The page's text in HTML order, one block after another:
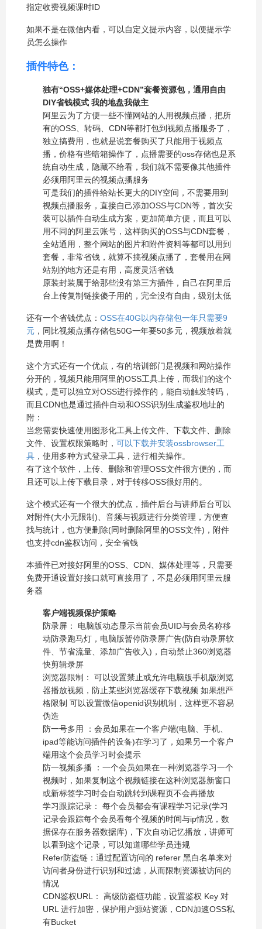
指定收费视频课时ID
如果不是在微信内看，可以自定义提示内容，以便提示学
员怎么操作
插件特色：
独有“OSS+媒体处理+CDN”套餐资源包，通用自由
DIY省钱模式 我的地盘我做主
阿里云为了方便一些不懂网站的人用视频点播，把所
有的OSS、转码、CDN等都打包到视频点播服务了，
独立搞费用，也就是说套餐购买了只能用于视频点
播，价格有些暗箱操作了，点播需要的oss存储也是系
统自动生成，隐藏不给看，我们就不需要像其他插件
必须用阿里云的视频点播服务
可是我们的插件给站长更大的DIY空间，不需要用到
视频点播服务，直接自己添加OSS与CDN等，首次安
装可以插件自动生成方案，更加简单方便，而且可以
用不同的阿里云账号， 这样购买的OSS与CDN套餐，
全站通用，整个网站的图片和附件资料等都可以用到
套餐 ，非常省钱，就算不搞视频点播了，套餐用在网
站别的地方还是有用，高度灵活省钱
原装封装属于给那些没有第三方插件，自己在阿里后
台上传复制链接傻子用的，完全没有自由，级别太低
还有一个省钱优点： OSS在40G以内存储包一年只需要9
元 ，同比视频点播存储包50G一年要50多元，视频放着就
是费用啊！
这个方式还有一个优点，有的培训部门是视频和网站操作
分开的，视频只能用阿里的OSS工具上传，而我们的这个
模式，是可以独立对OSS进行操作的，能自动触发转码，
而且CDN也是通过插件自动和OSS识别生成鉴权地址的
附：
当您需要快速使用图形化工具上传文件、下载文件、删除
文件、设置权限策略时， 可以下载并安装ossbrowser工
具 ，使用多种方式登录工具，进行相关操作。
有了这个软件，上传、删除和管理OSS文件很方便的，而
且还可以上传下载目录，对于转移OSS很好用的。
这个模式还有一个很大的优点，插件后台与讲师后台可以
对附件(大小无限制)、音频与视频进行分类管理，方便查
找与统计，也方便删除(同时删除阿里的OSS文件)，附件
也支持cdn鉴权访问，安全省钱
本插件已对接好阿里的OSS、CDN、媒体处理等，只需要
免费开通设置好接口就可直接用了，不是必须用阿里云服
务器
客户端视频保护策略
防录屏： 电脑版动态显示当前会员UID与会员名称移
动防录跑马灯，电脑版暂停防录屏广告(防自动录屏软
件、节省流量、添加广告收入)，自动禁止360浏览器
快剪辑录屏
浏览器限制： 可以设置禁止或允许电脑版手机版浏览
器播放视频，防止某些浏览器缓存下载视频 如果想严
格限制 可以设置微信openid识别机制，这样更不容易
伪造
防一号多用 ：会员如果在一个客户端(电脑、手机、
ipad等能访问插件的设备)在学习了，如果另一个客户
端用这个会员学习时会提示
防一视频多播 ：一个会员如果在一种浏览器学习一个
视频时，如果复制这个视频链接在这种浏览器新窗口
或新标签学习时会自动跳转到课程页不会再播放
学习跟踪记录： 每个会员都会有课程学习记录(学习
记录会跟踪每个会员看每个视频的时间与ip情况，数
据保存在服务器数据库)，下次自动记忆播放，讲师可
以看到这个记录，可以知道哪些学员违规
Refer防盗链：通过配置访问的 referer 黑白名单来对
访问者身份进行识别和过滤，从而限制资源被访问的
情况
CDN鉴权URL： 高级防盗链功能，设置鉴权 Key 对
URL 进行加密，保护用户源站资源，CDN加速OSS私
有Bucket